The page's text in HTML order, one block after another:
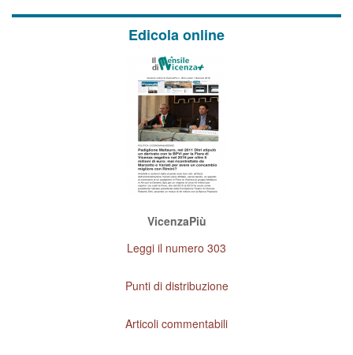
Edicola online
VicenzaPiù
Leggi il numero 303
Punti di distribuzione
Articoli commentabili